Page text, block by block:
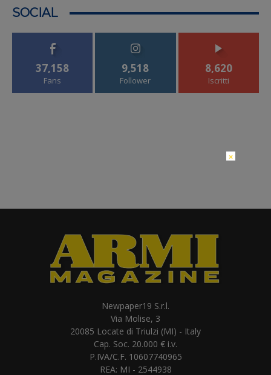
SOCIAL
37,158
Fans
9,518
Follower
8,620
Iscritti
Newpaper19 S.r.l.
Via Molise, 3
20085 Locate di Triulzi (MI) - Italy
Cap. Soc. 20.000 € i.v.
P.IVA/C.F. 10607740965
REA: MI - 2544938
×